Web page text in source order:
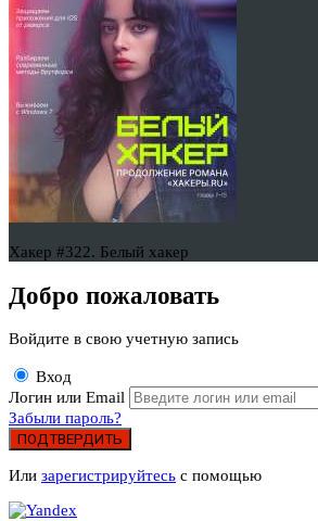
Хакер #322. Белый хакер
Добро пожаловать
Войдите в свою учетную запись
Вход
Логин или Email
Забыли пароль?
ПОДТВЕРДИТЬ
Или зарегистрируйтесь с помощью